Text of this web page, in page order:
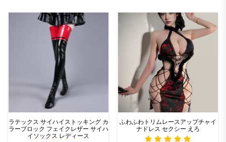
ラテックス サイハイストッキング カ
ラーブロック フェイクレザー サイハ
イソックス レディース
ふわふわトリムレースアップチャイ
ナドレス セクシー えろ